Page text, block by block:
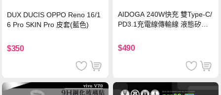
DUX DUCIS OPPO Reno 16/1
6 Pro SKIN Pro 皮套(藍色)
$350
AIDOGA 240W快充 雙Type-C/
PD3.1充電線傳輸線 液態矽膠
機/平板/筆電
$490